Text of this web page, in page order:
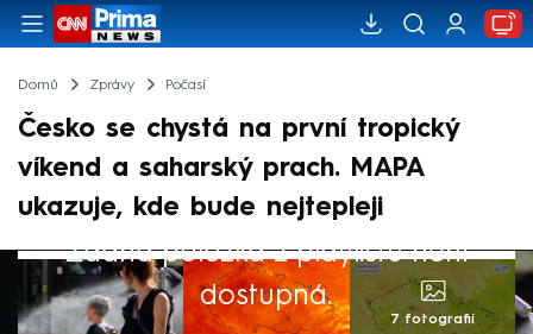
Domů Zprávy Počasí
Česko se chystá na první tropický
víkend a saharský prach. MAPA
ukazuje, kde bude nejtepleji
Žádná položka z playlistu není
dostupná.
7 fotografií